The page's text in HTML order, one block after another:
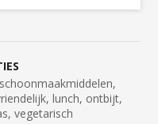
lunch, ontbijt,
vegetarisch